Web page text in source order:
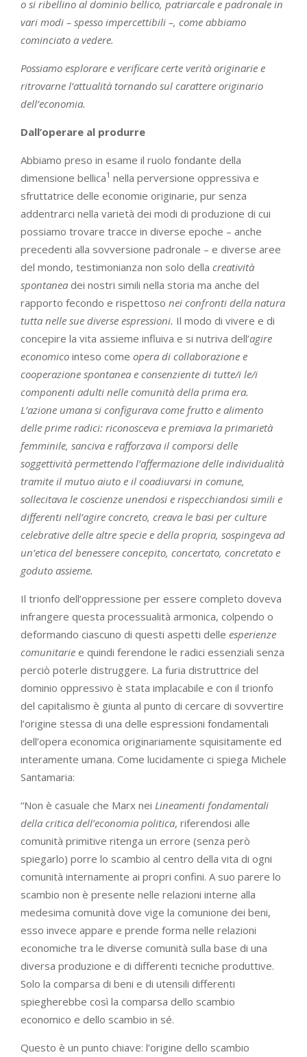
o si ribellino al dominio bellico, patriarcale e padronale in
vari modi – spesso impercettibili –, come abbiamo
cominciato a vedere.
Possiamo esplorare e verificare certe verità originarie e
ritrovarne l’attualità tornando sul carattere originario
dell’economia.
Dall’operare al produrre
Abbiamo preso in esame il ruolo fondante della
dimensione bellica1 nella perversione oppressiva e
sfruttatrice delle economie originarie, pur senza
addentrarci nella varietà dei modi di produzione di cui
possiamo trovare tracce in diverse epoche – anche
precedenti alla sovversione padronale – e diverse aree
del mondo, testimonianza non solo della creatività
spontanea dei nostri simili nella storia ma anche del
rapporto fecondo e rispettoso nei confronti della natura
tutta nelle sue diverse espressioni. Il modo di vivere e di
concepire la vita assieme influiva e si nutriva dell’agire
economico inteso come opera di collaborazione e
cooperazione spontanea e consenziente di tutte/i le/i
componenti adulti nelle comunità della prima era.
L’azione umana si configurava come frutto e alimento
delle prime radici: riconosceva e premiava la primarietà
femminile, sanciva e rafforzava il comporsi delle
soggettività permettendo l’affermazione delle individualità
tramite il mutuo aiuto e il coadiuvarsi in comune,
sollecitava le coscienze unendosi e rispecchiandosi simili e
differenti nell’agire concreto, creava le basi per culture
celebrative delle altre specie e della propria, sospingeva ad
un’etica del benessere concepito, concertato, concretato e
goduto assieme.
Il trionfo dell’oppressione per essere completo doveva
infrangere questa processualità armonica, colpendo o
deformando ciascuno di questi aspetti delle esperienze
comunitarie e quindi ferendone le radici essenziali senza
perciò poterle distruggere. La furia distruttrice del
dominio oppressivo è stata implacabile e con il trionfo
del capitalismo è giunta al punto di cercare di sovvertire
l’origine stessa di una delle espressioni fondamentali
dell’opera economica originariamente squisitamente ed
interamente umana. Come lucidamente ci spiega Michele
Santamaria:
“Non è casuale che Marx nei Lineamenti fondamentali
della critica dell’economia politica, riferendosi alle
comunità primitive ritenga un errore (senza però
spiegarlo) porre lo scambio al centro della vita di ogni
comunità internamente ai propri confini. A suo parere lo
scambio non è presente nelle relazioni interne alla
medesima comunità dove vige la comunione dei beni,
esso invece appare e prende forma nelle relazioni
economiche tra le diverse comunità sulla base di una
diversa produzione e di differenti tecniche produttive.
Solo la comparsa di beni e di utensili differenti
spiegherebbe così la comparsa dello scambio
economico e dello scambio in sé.
Questo è un punto chiave: l’origine dello scambio